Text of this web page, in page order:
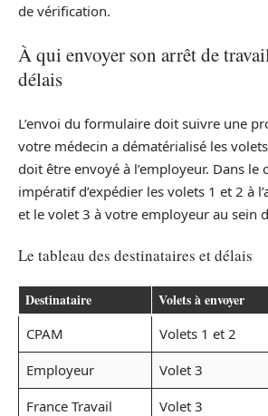
de vérification.
À qui envoyer son arrêt de
délais
L’envoi du formulaire doit suivre une
votre médecin a dématérialisé les
doit être envoyé à l’employeur. Dans le
impératif d’expédier les volets 1 et 2 à
et le volet 3 à votre employeur au sein
Le tableau des destinataires et délais
Destinataire Volets à envoyer
CPAM Volets 1 et 2
Employeur
Volet 3
France Travail
Volet 3